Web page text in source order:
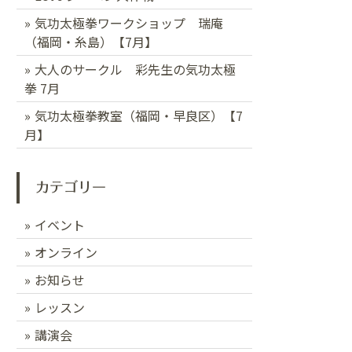
気功太極拳ワークショップ 瑞庵
（福岡・糸島）【7月】
大人のサークル 彩先生の気功太極
拳 7月
気功太極拳教室（福岡・早良区）【7
月】
カテゴリー
イベント
オンライン
お知らせ
レッスン
講演会